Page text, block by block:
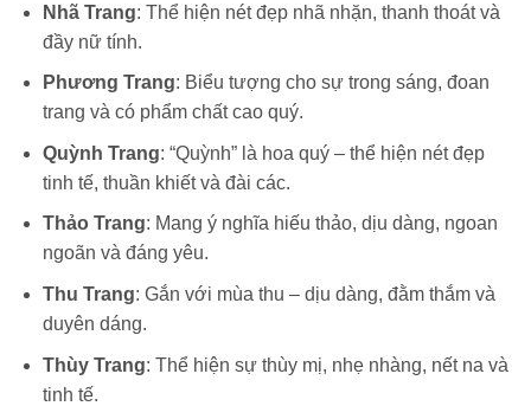
Nhã Trang: Thể hiện nét đẹp nhã nhặn, thanh thoát và
đầy nữ tính.
Phương Trang: Biểu tượng cho sự trong sáng, đoan
trang và có phẩm chất cao quý.
Quỳnh Trang: “Quỳnh” là hoa quý – thể hiện nét đẹp
tinh tế, thuần khiết và đài các.
Thảo Trang: Mang ý nghĩa hiếu thảo, dịu dàng, ngoan
ngoãn và đáng yêu.
Thu Trang: Gắn với mùa thu – dịu dàng, đằm thắm và
duyên dáng.
Thùy Trang: Thể hiện sự thùy mị, nhẹ nhàng, nết na và
tinh tế.